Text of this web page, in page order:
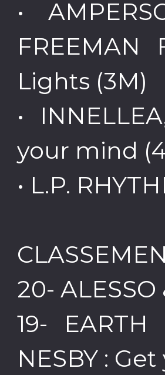
•
FREEMAN
Lights (3M)
•
your mind
• L.P.
20-
19-
NESBY :